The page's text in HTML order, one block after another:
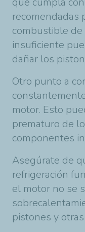
recomendadas
combustible de
insuficiente
dañar los
Otro punto a
motor. Esto
prematuro de
componentes
Asegúrate de
refrigeración
el motor no se
pistones y